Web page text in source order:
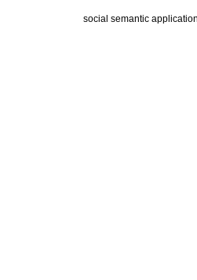
social semantic